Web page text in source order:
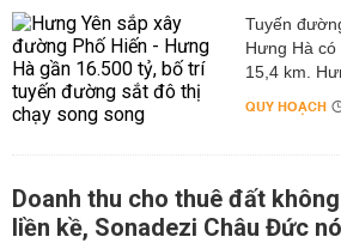
Tuyến
Hưng Hà
15,4 km.
QUY HOẠCH
Doanh thu cho thuê đất
liền kề, Sonadezi Châu Đức